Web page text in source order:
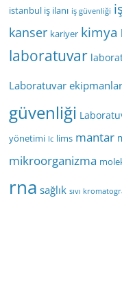
istanbul iş ilanı iş güvenliği
kanser kariyer kimya
laboratuvar
Laboratuvar
güvenliği
yönetimi lc lims mantar
mikroorganizma
rna sağlık sıvı